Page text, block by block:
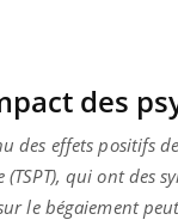
des
des effets positifs
qui ont des
le bégaiement